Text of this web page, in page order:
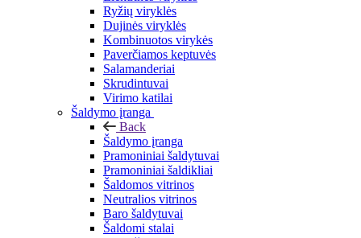
Ryžių viryklės
Dujinės viryklės
Kombinuotos virykės
Paverčiamos keptuvės
Salamanderiai
Skrudintuvai
Virimo katilai
Šaldymo įranga
Back
Šaldymo įranga
Pramoniniai šaldytuvai
Pramoniniai šaldikliai
Šaldomos vitrinos
Neutralios vitrinos
Baro šaldytuvai
Šaldomi stalai